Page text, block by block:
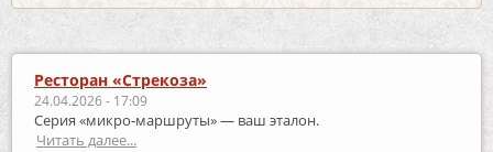
Ресторан «Стрекоза»
24.04.2026 - 17:09
Серия «микро‑маршруты» — ваш эталон.
Читать далее...